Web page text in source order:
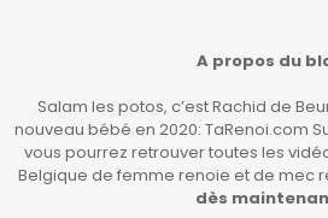
A propos du
Salam les potos, c’est Rachid de
nouveau bébé en 2020: TaRenoi.com
vous pourrez retrouver toutes les
Belgique de femme renoie et de mec
dès